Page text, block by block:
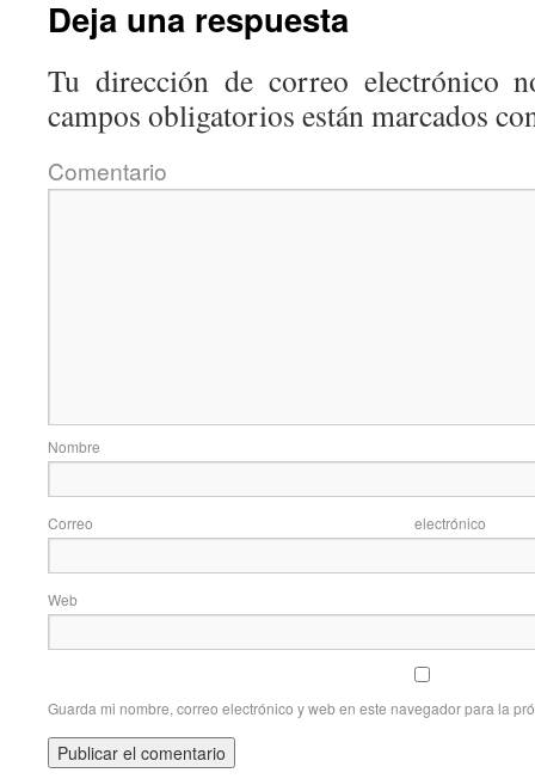
Deja una respuesta
Tu dirección de correo electrónico
campos obligatorios están marcados
Correo
Web
Guarda mi nombre, correo electrónico y web en este navegador para la